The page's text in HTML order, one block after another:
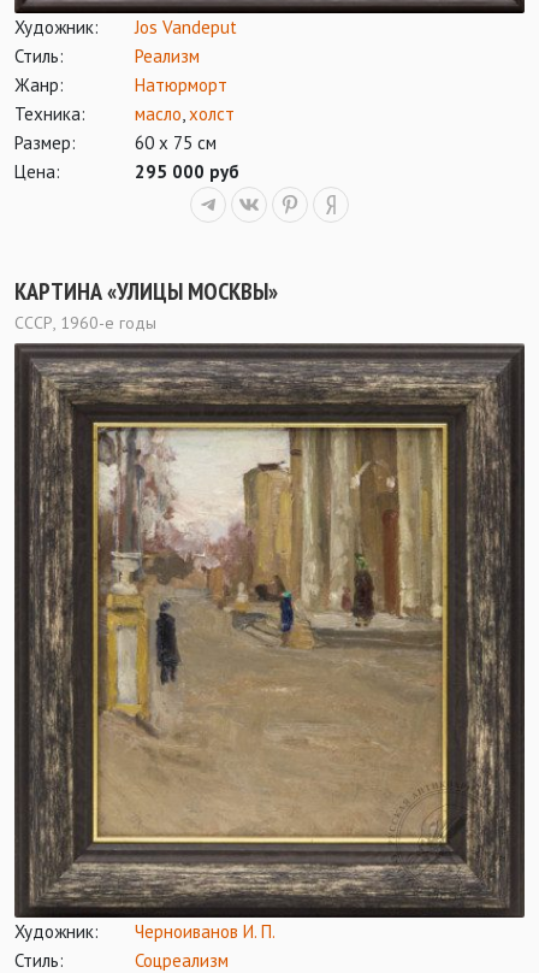
Художник:
Jos Vandeput
Стиль:
Реализм
Жанр:
Натюрморт
Техника:
масло холст
Размер:
60 х 75 см
Цена:
295 000 руб
КАРТИНА «УЛИЦЫ МОСКВЫ»
СССР, 1960-е годы
Художник:
Черноиванов И. П.
Стиль:
Соцреализм